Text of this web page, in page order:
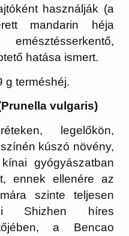
használják (a
mandarin héja
hatása ismert.
g terméshéj.
vulgaris)
legelőkön,
kúszó növény,
gyógyászatban
ennek ellenére az
szinte teljesen
Shizhen híres
a Bencao